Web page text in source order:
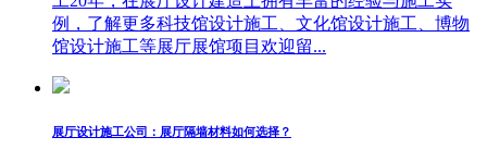
例，了解更多科技馆设计施工、文化馆设计施工、博物
馆设计施工等展厅展馆项目欢迎留...
展厅设计施工公司：展厅隔墙材料如何选择？